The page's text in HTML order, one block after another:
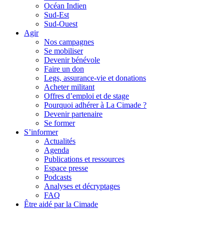
Océan Indien
Sud-Est
Sud-Ouest
Agir
Nos campagnes
Se mobiliser
Devenir bénévole
Faire un don
Legs, assurance-vie et donations
Acheter militant
Offres d’emploi et de stage
Pourquoi adhérer à La Cimade ?
Devenir partenaire
Se former
S’informer
Actualités
Agenda
Publications et ressources
Espace presse
Podcasts
Analyses et décryptages
FAQ
Être aidé par la Cimade